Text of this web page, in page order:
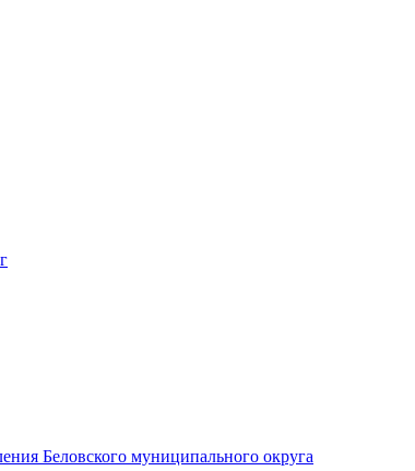
Беловского муниципального округа